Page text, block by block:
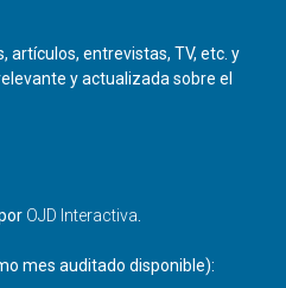
artículos, entrevistas, TV, etc. y
y actualizada sobre el
OJD Interactiva
mes auditado disponible):